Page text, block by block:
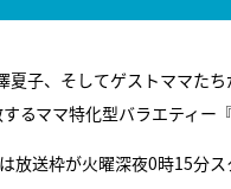
夏子、そしてゲストママた
るママ特化型バラエティー
放送枠が火曜深夜0時15分